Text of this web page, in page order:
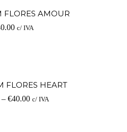
FLORES AMOUR
c/ IVA
FLORES HEART
€40.00 c/ IVA